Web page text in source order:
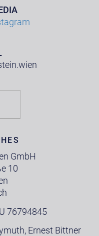
GmbH
10
76794845
Ernest Bittner